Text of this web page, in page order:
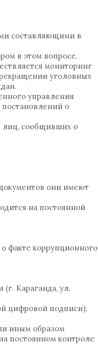
составляющими в
в этом вопросе.
мониторинг
уголовных
управления
о
лиц, сообщивших о
они имеют
на постоянной
факте коррупционного
Караганда, ул.
цифровой подписи);
иным образом
постоянном контроле